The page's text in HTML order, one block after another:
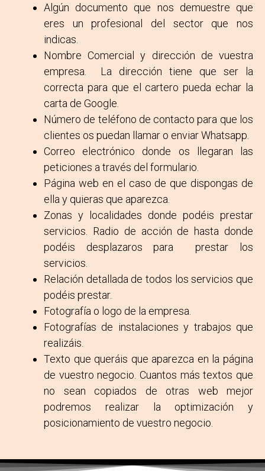
Algún documento que nos demuestre que
eres un profesional del sector que nos
indicas.
Nombre Comercial y dirección de vuestra
empresa. La dirección tiene que ser la
correcta para que el cartero pueda echar la
carta de Google.
Número de teléfono de contacto para que los
clientes os puedan llamar o enviar Whatsapp.
Correo electrónico donde os llegaran las
peticiones a través del formulario.
Página web en el caso de que dispongas de
ella y quieras que aparezca.
Zonas y localidades donde podéis prestar
servicios. Radio de acción de hasta donde
podéis desplazaros para prestar los
servicios.
Relación detallada de todos los servicios que
podéis prestar.
Fotografía o logo de la empresa.
Fotografías de instalaciones y trabajos que
realizáis.
Texto que queráis que aparezca en la página
de vuestro negocio. Cuantos más textos que
no sean copiados de otras web mejor
podremos realizar la optimización y
posicionamiento de vuestro negocio.